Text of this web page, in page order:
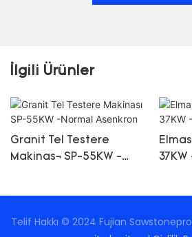
İlgili Ürünler
Granit Tel Testere
Makinası SP-55KW -
Telif Hakkı © 2024 Fujian